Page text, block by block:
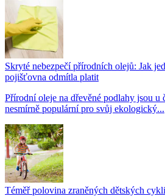
Skryté nebezpečí přírodních olejů: Jak
pojišťovna odmítla platit
Přírodní oleje na dřevěné podlahy jsou u
nesmírně populární pro svůj ekologický...
Téměř polovina zraněných dětských